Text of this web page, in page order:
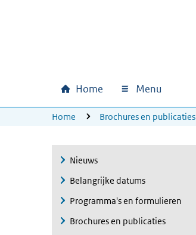
Hoofdnavigatie
Home Menu
U bevindt zich hier:
Home Brochures en publicaties
Nieuws
Belangrijke datums
Programma's en formulieren
Brochures en publicaties